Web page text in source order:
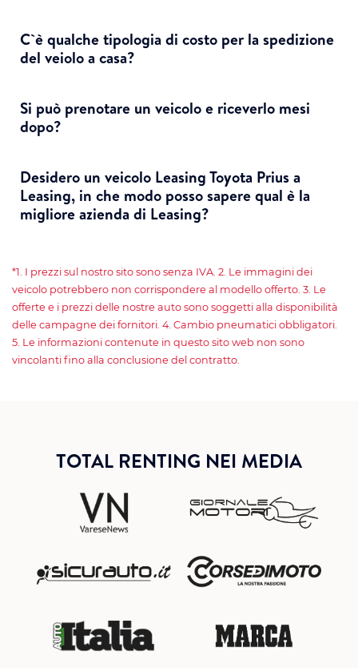
C`è qualche tipologia di costo per la spedizione
del veiolo a casa?
Si può prenotare un veicolo e riceverlo mesi
dopo?
Desidero un veicolo Leasing Toyota Prius a
Leasing, in che modo posso sapere qual è la
migliore azienda di Leasing?
*1. I prezzi sul nostro sito sono senza IVA. 2. Le immagini dei
veicolo potrebbero non corrispondere al modello offerto. 3. Le
offerte e i prezzi delle nostre auto sono soggetti alla disponibilità
delle campagne dei fornitori. 4. Cambio pneumatici obbligatori.
5. Le informazioni contenute in questo sito web non sono
vincolanti fino alla conclusione del contratto.
TOTAL RENTING NEI MEDIA